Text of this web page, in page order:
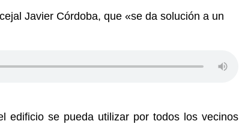
Javier Córdoba, que «se da solución a un
edificio se pueda utilizar por todos los vecinos